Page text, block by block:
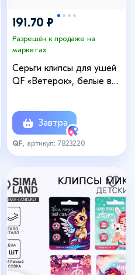
191.70 ₽
Разрешён к продаже на
маркетах
Серьги клипсы для ушей
QF «Ветерок», белые в
Завтра
QF , артикул: 7823220